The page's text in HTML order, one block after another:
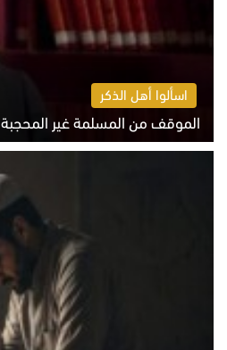
اسألوا أهل الذكر
الموقف من المسلمة غير المحجبة
الخميس 6 أغسطس 2026 10:45 ص